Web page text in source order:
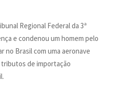
Regional Federal da 3ª
e condenou um homem pelo
no Brasil com uma aeronave
de importação